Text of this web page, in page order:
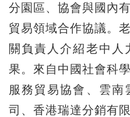
分園區、協會與國內
貿易領域合作協議。
關負責人介紹老中人
果。來自中國社會科
服務貿易協會、雲南
司、香港瑞達分銷有